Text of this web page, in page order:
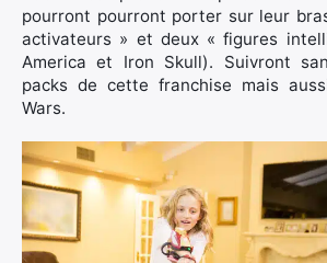
pourront pourront porter sur leur
activateurs » et deux « figures
America et Iron Skull). Suivront
packs de cette franchise mais
Wars.